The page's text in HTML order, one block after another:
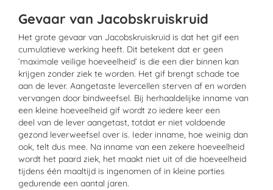
Gevaar van Jacobskruiskruid
Het grote gevaar van Jacobskruiskruid is dat het gif een
cumulatieve werking heeft. Dit betekent dat er geen
‘maximale veilige hoeveelheid’ is die een dier binnen kan
krijgen zonder ziek te worden. Het gif brengt schade toe
aan de lever. Aangetaste levercellen sterven af en worden
vervangen door bindweefsel. Bij herhaaldelijke inname van
een kleine hoeveelheid gif wordt zo iedere keer een
deel van de lever aangetast, totdat er niet voldoende
gezond leverweefsel over is. Ieder inname, hoe weinig dan
ook, telt dus mee. Na inname van een zekere hoeveelheid
wordt het paard ziek, het maakt niet uit of die hoeveelheid
tijdens één maaltijd is ingenomen of in kleine porties
gedurende een aantal jaren.